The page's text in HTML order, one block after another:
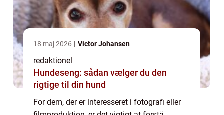
18 maj 2026 Victor Johansen
redaktionel
Hundeseng: sådan vælger du den
rigtige til din hund
For dem, der er interesseret i fotografi eller